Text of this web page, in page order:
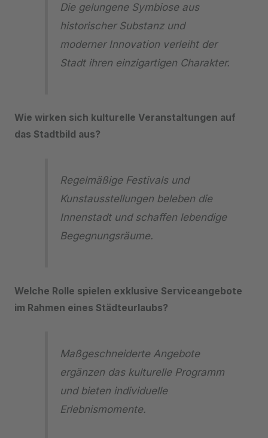
Die gelungene Symbiose aus
historischer Substanz und
moderner Innovation verleiht der
Stadt ihren einzigartigen Charakter.
Wie wirken sich kulturelle Veranstaltungen auf
das Stadtbild aus?
Regelmäßige Festivals und
Kunstausstellungen beleben die
Innenstadt und schaffen lebendige
Begegnungsräume.
Welche Rolle spielen exklusive Serviceangebote
im Rahmen eines Städteurlaubs?
Maßgeschneiderte Angebote
ergänzen das kulturelle Programm
und bieten individuelle
Erlebnismomente.